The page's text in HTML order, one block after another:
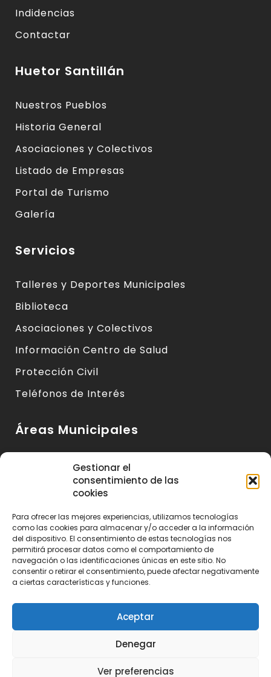
Gestionar el
consentimiento de las
cookies
Para ofrecer las mejores experiencias, utilizamos tecnologías
como las cookies para almacenar y/o acceder a la información
del dispositivo. El consentimiento de estas tecnologías nos
permitirá procesar datos como el comportamiento de
navegación o las identificaciones únicas en este sitio. No
consentir o retirar el consentimiento, puede afectar negativamente
a ciertas características y funciones.
Aceptar
Denegar
Ver preferencias
Indidencias
Contactar
Huetor Santillán
Nuestros Pueblos
Historia General
Asociaciones y Colectivos
Listado de Empresas
Portal de Turismo
Galería
Servicios
Talleres y Deportes Municipales
Biblioteca
Asociaciones y Colectivos
Información Centro de Salud
Protección Civil
Teléfonos de Interés
Áreas Municipales
Urbanismo y Vivienda
Medio Ambiente y Sanidad
Servicios Sociales
Seguridad Ciudadana
Actividad Económica y Consumo
Ayuntamiento de Huétor de Santillán 2023 | Realizado por
Publitea